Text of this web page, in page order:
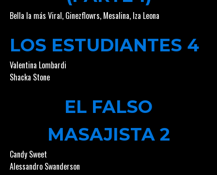
Bella la más Viral, Ginezflowrs, Mesalina, Iza Leona
LOS ESTUDIANTES 4
Valentina Lombardi
Shacka Stone
EL FALSO
MASAJISTA 2
Candy Sweet
Alessandro Swanderson